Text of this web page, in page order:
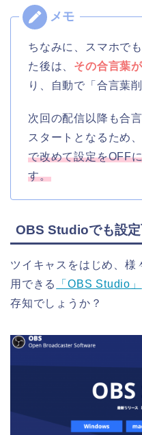
ちなみに、スマホで
た後は、 その合言葉
り、自動で「合言葉
次回の配信以降も合
スタートとなるため
で改めて設定をOFF
す。
OBS Studioでも設
ツイキャスをはじめ、様
用できる
「OBS Studio」
存知でしょうか？